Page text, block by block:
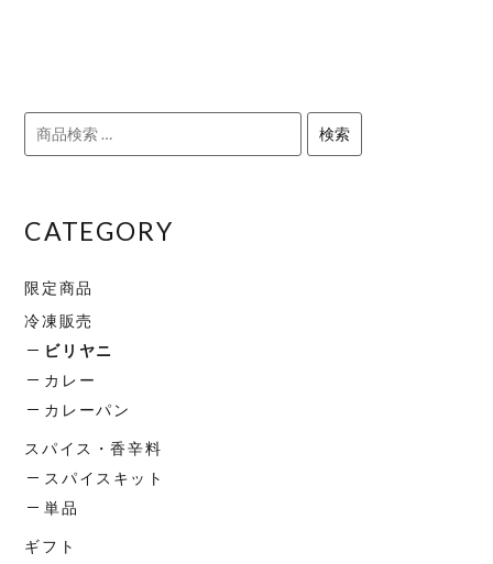
検
索
検索
CATEGORY
限定商品
冷凍販売
ビリヤニ
カレー
カレーパン
スパイス・香辛料
スパイスキット
単品
ギフト